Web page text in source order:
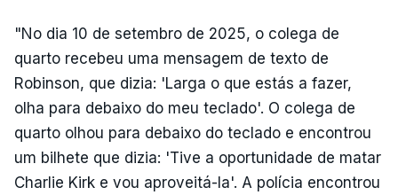
"No dia 10 de setembro de 2025, o colega de
quarto recebeu uma mensagem de texto de
Robinson, que dizia: 'Larga o que estás a fazer,
olha para debaixo do meu teclado'. O colega de
quarto olhou para debaixo do teclado e encontrou
um bilhete que dizia: 'Tive a oportunidade de matar
Charlie Kirk e vou aproveitá-la'. A polícia encontrou